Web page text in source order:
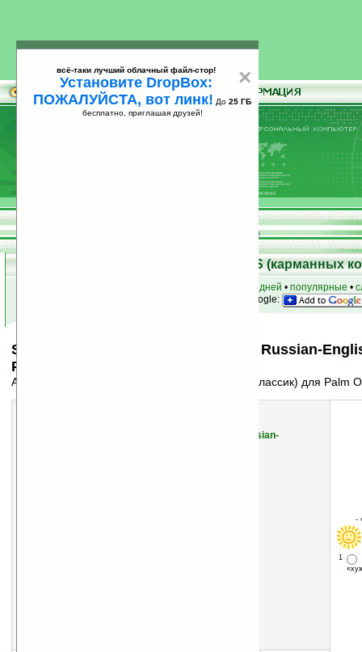
25
Скачать программы для Palm OS (карманных
за 7 дней • популярные •
на Google:
SlovoEd Classic English-Russian & Russian-
Palm OS v6.07
Англо-русский и русско-английский словарь (Классик) для Palm
SlovoEd_Classic_English-Russian_Russian-
-
1
×
всё-таки лучший облачный файл-стор!
Установите DropBox:
ПОЖАЛУЙСТА, вот линк! До 25 ГБ
бесплатно, приглашая друзей!